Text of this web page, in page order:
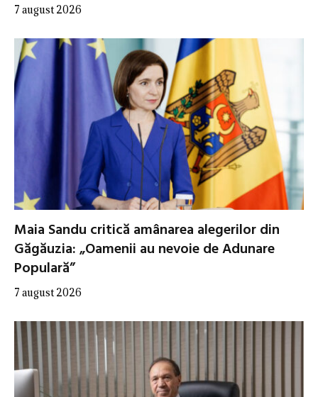
7 august 2026
Maia Sandu critică amânarea alegerilor din
Găgăuzia: „Oamenii au nevoie de Adunare
Populară”
7 august 2026